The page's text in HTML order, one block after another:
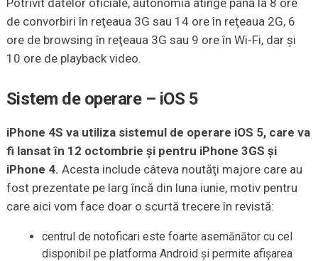
de convorbiri în reţeaua 3G sau 14 ore în reţeaua 2G, 6
ore de browsing în reţeaua 3G sau 9 ore în Wi-Fi, dar şi
10 ore de playback video.
Sistem de operare – iOS 5
iPhone 4S va utiliza sistemul de operare iOS 5, care va
fi lansat în 12 octombrie şi pentru iPhone 3GS şi
iPhone 4. Acesta include câteva noutăţi majore care au
fost prezentate pe larg încă din luna iunie, motiv pentru
care aici vom face doar o scurtă trecere în revistă:
centrul de notoficari este foarte asemănător cu cel
disponibil pe platforma Android şi permite afişarea